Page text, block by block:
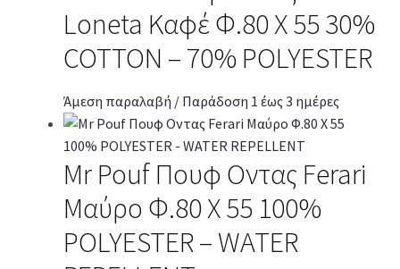
Loneta Καφέ Φ.80 Χ 55 30%
COTTON – 70% POLYESTER
Άμεση παραλαβή / Παράδοση 1 έως 3 ημέρες
Mr Pouf Πουφ Οντας Ferari
Μαύρο Φ.80 Χ 55 100%
POLYESTER – WATER